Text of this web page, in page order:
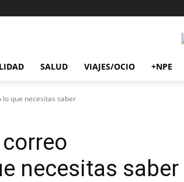
SALUD VIAJES/OCIO +NPE
lo que necesitas saber
necesitas saber